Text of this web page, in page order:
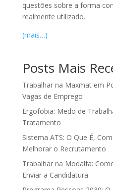
questões sobre a forma
realmente utilizado.
(mais…)
Posts Mais
Trabalhar na Maxmat em
Vagas de Emprego
Ergofobia: Medo de
Tratamento
Sistema ATS: O Que É,
Melhorar o Recrutamento
Trabalhar na Modalfa:
Enviar a Candidatura